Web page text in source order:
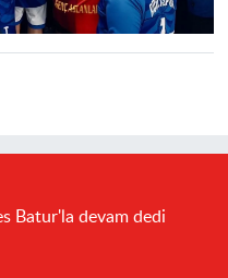
Batur'la devam dedi